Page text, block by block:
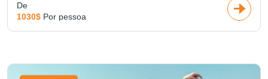
De
1030$ Por pessoa